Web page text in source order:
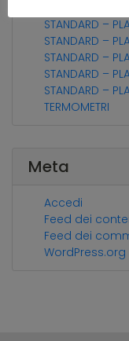
STANDARD –
STANDARD –
STANDARD –
STANDARD –
STANDARD –
TERMOMETRI
Meta
Accedi
Feed dei
Feed dei
WordPress.org